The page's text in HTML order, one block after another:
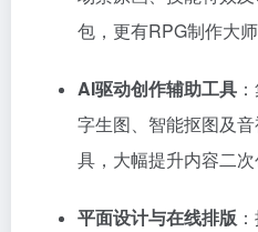
包，更有RPG制作大
AI驱动创作辅助工具
字生图、智能抠图及
具，大幅提升内容二次
平面设计与在线排版